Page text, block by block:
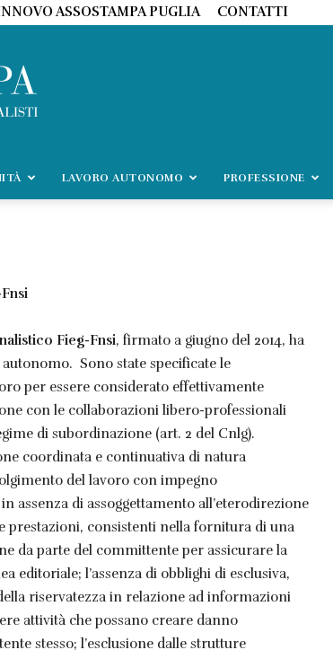
ASSOSTAMPA PUGLIA CONTATTI
LAVORO AUTONOMO PROFESSIONE
Fieg-Fnsi, firmato a giugno del 2014, ha
Sono state specificate le
per essere considerato effettivamente
con le collaborazioni libero-professionali
di subordinazione (art. 2 del Cnlg).
coordinata e continuativa di natura
del lavoro con impegno
assenza di assoggettamento all’eterodirezione
prestazioni, consistenti nella fornitura di una
da parte del committente per assicurare la
l’assenza di obblighi di esclusiva,
riservatezza in relazione ad informazioni
attività che possano creare danno
stesso; l’esclusione dalle strutture